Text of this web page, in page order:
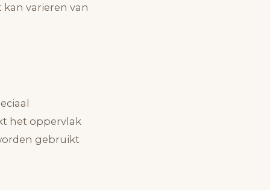
variëren van
het oppervlak
gebruikt